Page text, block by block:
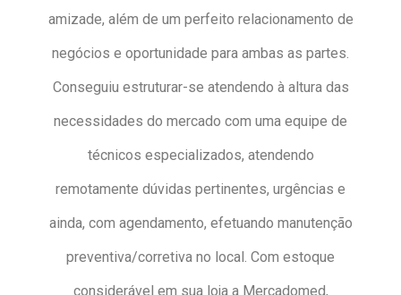
amizade, além de um perfeito relacionamento de
negócios e oportunidade para ambas as partes.
Conseguiu estruturar-se atendendo à altura das
necessidades do mercado com uma equipe de
técnicos especializados, atendendo
remotamente dúvidas pertinentes, urgências e
ainda, com agendamento, efetuando manutenção
preventiva/corretiva no local. Com estoque
considerável em sua loja a Mercadomed,